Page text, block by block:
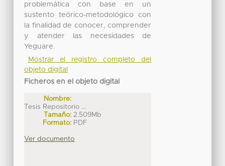
problemática con base en un
sustento teórico-metodológico con
la finalidad de conocer, comprender
y atender las necesidades de
Yeguare.
Mostrar el registro completo del
objeto digital
Ficheros en el objeto digital
Nombre:
Tesis Repositorio ...
Tamaño: 2.509Mb
Formato: PDF
Ver documento